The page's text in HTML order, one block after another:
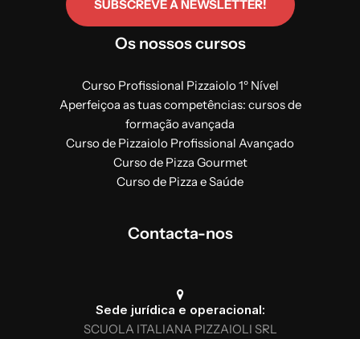
SUBSCREVE A NEWSLETTER!
Os nossos cursos
Curso Profissional Pizzaiolo 1º Nível
Aperfeiçoa as tuas competências: cursos de
formação avançada
Curso de Pizzaiolo Profissional Avançado
Curso de Pizza Gourmet
Curso de Pizza e Saúde
Contacta-nos
Sede jurídica e operacional:
SCUOLA ITALIANA PIZZAIOLI SRL